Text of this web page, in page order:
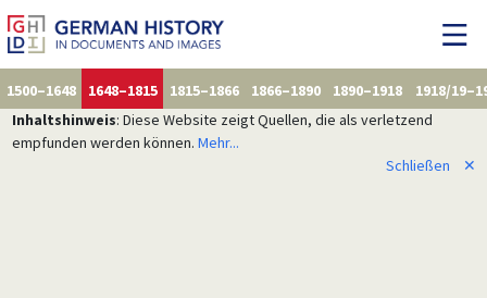
1500–1648 1648–1815 1815–1866 1866–1890 1890–1918
1918/
Inhaltshinweis: Diese Website zeigt Quellen, die als verletzend
empfunden werden können. Mehr...
Schließen
✕